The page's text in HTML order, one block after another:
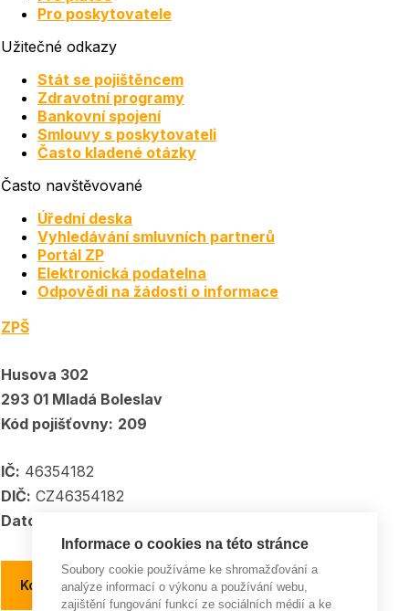
Pro poskytovatele
Užitečné odkazy
Stát se pojištěncem
Zdravotní programy
Bankovní spojení
Smlouvy s poskytovateli
Často kladené otázky
Často navštěvované
Úřední deska
Vyhledávání smluvních partnerů
Portál ZP
Elektronická podatelna
Odpovědi na žádosti o informace
ZPŠ
Husova 302
293 01 Mladá Boleslav
Kód pojišťovny: 209
IČ: 46354182
DIČ: CZ46354182
Datové schránka:
Kontakty a kontaktní místa
Informace o cookies na této stránce
Soubory cookie používáme ke shromažďování a
analýze informací o výkonu a používání webu,
zajištění fungování funkcí ze sociálních médií a ke